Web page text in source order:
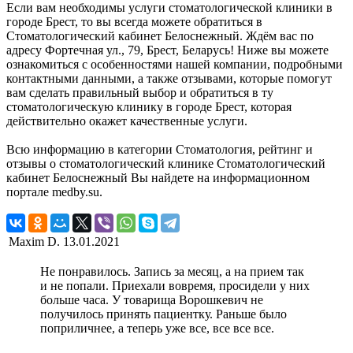
Если вам необходимы услуги стоматологической клиники в
городе Брест, то вы всегда можете обратиться в
Стоматологический кабинет Белоснежный. Ждём вас по
адресу Фортечная ул., 79, Брест, Беларусь! Ниже вы можете
ознакомиться с особенностями нашей компании, подробными
контактными данными, а также отзывами, которые помогут
вам сделать правильный выбор и обратиться в ту
стоматологическую клинику в городе Брест, которая
действительно окажет качественные услуги.
Всю информацию в категории Стоматология, рейтинг и
отзывы о стоматологический клинике Стоматологический
кабинет Белоснежный Вы найдете на информационном
портале medby.su.
Maxim D. 13.01.2021
Не понравилось. Запись за месяц, а на прием так
и не попали. Приехали вовремя, просидели у них
больше часа. У товарища Ворошкевич не
получилось принять пациентку. Раньше было
поприличнее, а теперь уже все, все все все.